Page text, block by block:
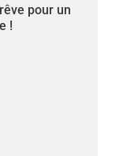
pour un
!